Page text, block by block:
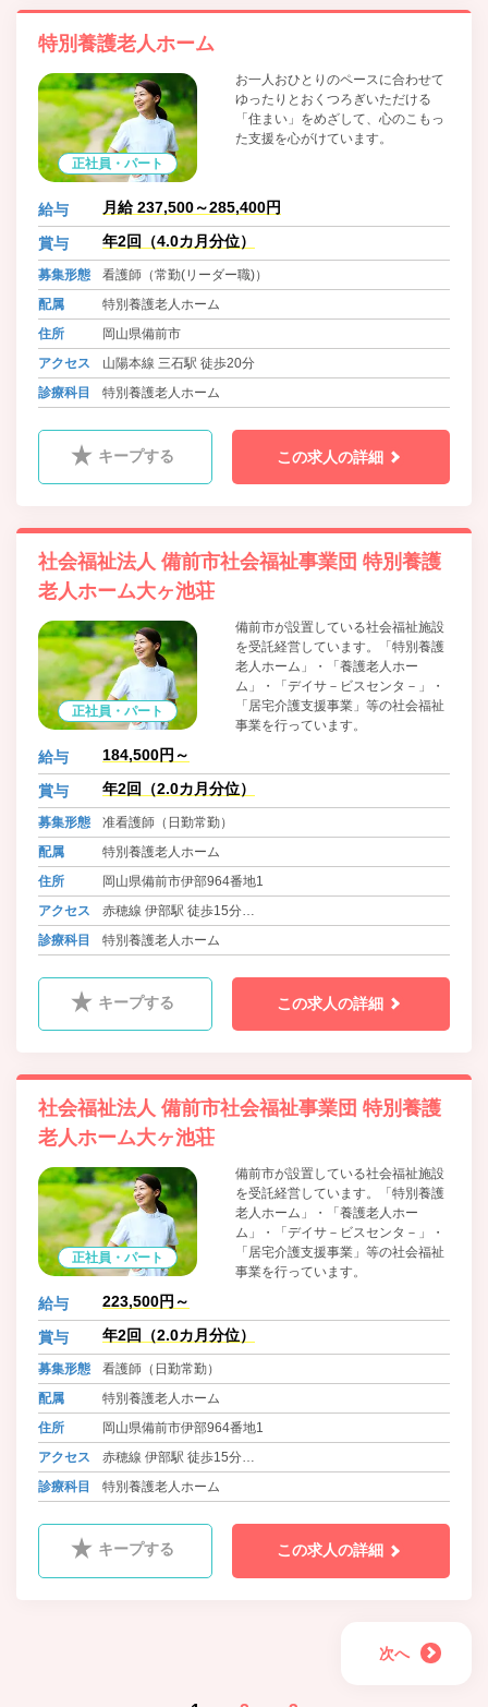
特別養護老人ホーム
正社員・パート
お一人おひとりのペースに合わせて
ゆったりとおくつろぎいただける
「住まい」をめざして、心のこもっ
た支援を心がけています。
給与 月給 237,500～285,400円
賞与 年2回（4.0カ月分位）
募集形態
看護師（常勤(リーダー職)）
配属
特別養護老人ホーム
住所
岡山県備前市
アクセス
山陽本線 三石駅 徒歩20分
診療科目
特別養護老人ホーム
キープする この求人の詳細
社会福祉法人 備前市社会福祉事業団 特別養護
老人ホーム大ヶ池荘
正社員・パート
備前市が設置している社会福祉施設
を受託経営しています。「特別養護
老人ホーム」・「養護老人ホー
ム」・「デイサ－ビスセンタ－」・
「居宅介護支援事業」等の社会福祉
事業を行っています。
給与 184,500円～
賞与 年2回（2.0カ月分位）
募集形態
准看護師（日勤常勤）
配属
特別養護老人ホーム
住所
岡山県備前市伊部964番地1
アクセス
赤穂線 伊部駅 徒歩15分
バス 備前病院前 徒歩10分
診療科目 特別養護老人ホーム
キープする この求人の詳細
社会福祉法人 備前市社会福祉事業団 特別養護
老人ホーム大ヶ池荘
正社員・パート
備前市が設置している社会福祉施設
を受託経営しています。「特別養護
老人ホーム」・「養護老人ホー
ム」・「デイサ－ビスセンタ－」・
「居宅介護支援事業」等の社会福祉
事業を行っています。
給与 223,500円～
賞与 年2回（2.0カ月分位）
募集形態
看護師（日勤常勤）
配属
特別養護老人ホーム
住所
岡山県備前市伊部964番地1
アクセス
赤穂線 伊部駅 徒歩15分
バス 備前病院前 徒歩10分
診療科目 特別養護老人ホーム
キープする この求人の詳細
次へ